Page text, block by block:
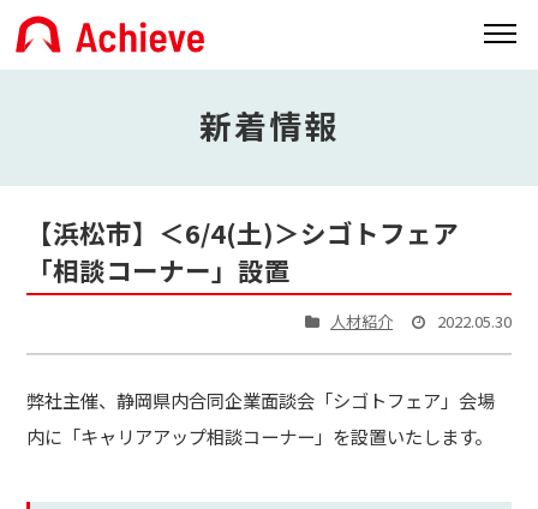
新着情報
【浜松市】＜6/4(土)＞シゴトフェア
「相談コーナー」設置
人材紹介 2022.05.30
弊社主催、静岡県内合同企業面談会「シゴトフェア」会場
内に「キャリアアップ相談コーナー」を設置いたします。